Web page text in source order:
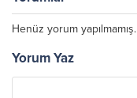
Henüz yorum yapılmamış.
Yorum Yaz